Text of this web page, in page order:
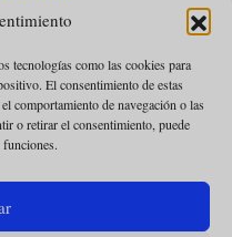
tecnologías como las cookies para
El consentimiento de estas
comportamiento de navegación o las
o retirar el consentimiento, puede
funciones.